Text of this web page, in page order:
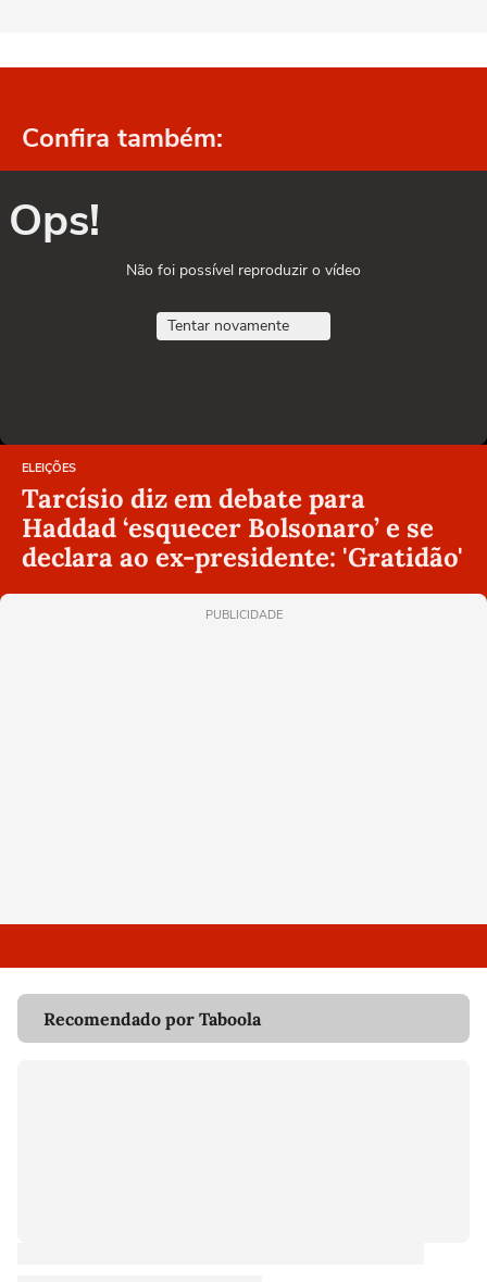
Confira também:
Ops!
Não foi possível reproduzir o vídeo
Tentar novamente
ELEIÇÕES
Tarcísio diz em debate para
Haddad ‘esquecer Bolsonaro’ e se
declara ao ex-presidente: 'Gratidão'
PUBLICIDADE
Recomendado por Taboola